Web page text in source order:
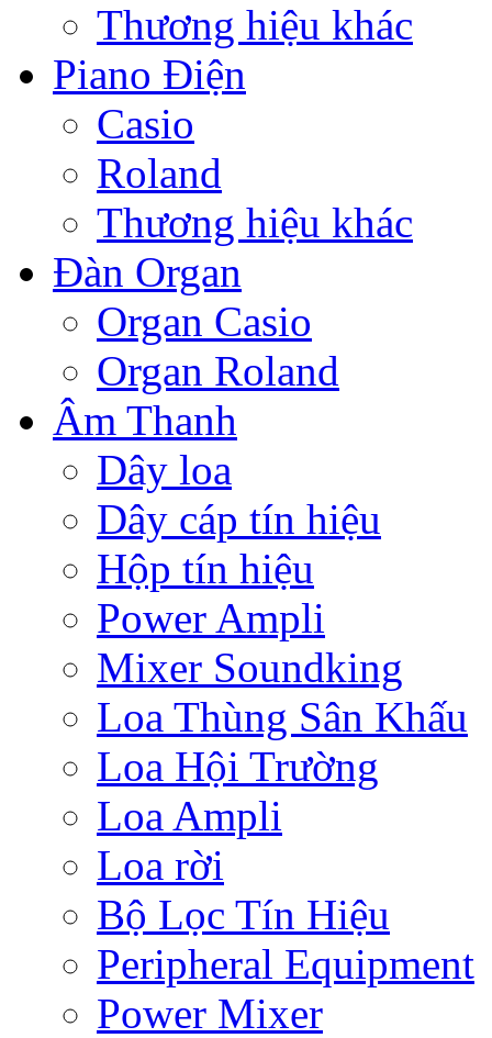
Thương hiệu khác
Piano Điện
Casio
Roland
Thương hiệu khác
Đàn Organ
Organ Casio
Organ Roland
Âm Thanh
Dây loa
Dây cáp tín hiệu
Hộp tín hiệu
Power Ampli
Mixer Soundking
Loa Thùng Sân Khấu
Loa Hội Trường
Loa Ampli
Loa rời
Bộ Lọc Tín Hiệu
Peripheral Equipment
Power Mixer